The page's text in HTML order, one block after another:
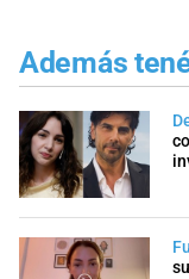
Además